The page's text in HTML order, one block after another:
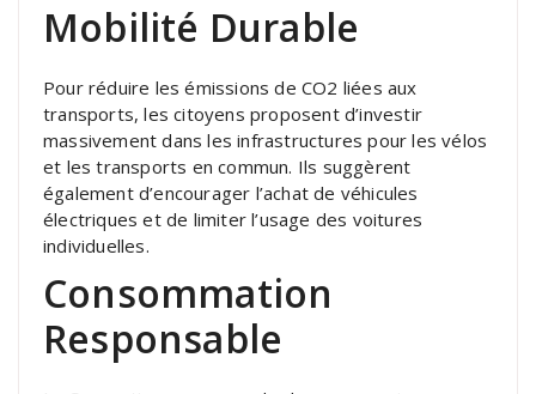
Mobilité Durable
Pour réduire les émissions de CO2 liées aux
transports, les citoyens proposent d’investir
massivement dans les infrastructures pour les vélos
et les transports en commun. Ils suggèrent
également d’encourager l’achat de véhicules
électriques et de limiter l’usage des voitures
individuelles.
Consommation
Responsable